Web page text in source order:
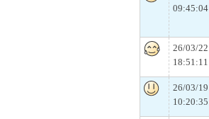
09:45:04
26/03/22
18:51:11
26/03/19
10:20:35